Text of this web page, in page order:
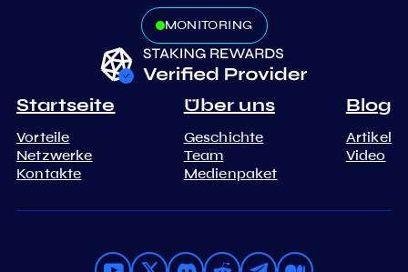
MONITORING
Startseite
Vorteile
Netzwerke
Kontakte
Über uns
Geschichte
Team
Medienpaket
Blog
Artikel
Video